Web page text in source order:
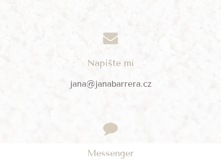
Napište mi
jana@janabarrera.cz
Messenger